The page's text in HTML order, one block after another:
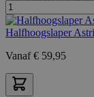
Halfhoogslaper
Vanaf € 59,95